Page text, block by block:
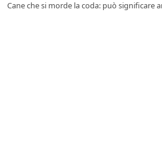
Cane che si morde la coda: può significare